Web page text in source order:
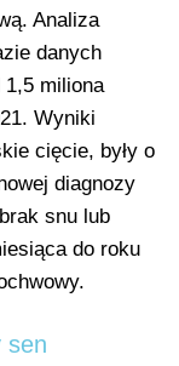
Analiza
danych
1,5 miliona
Wyniki
cięcie, były o
diagnozy
snu lub
do roku
sen